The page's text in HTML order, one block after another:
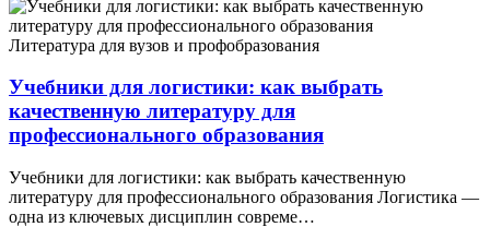
Литература для вузов и профобразования
Учебники для логистики: как выбрать
качественную литературу для
профессионального образования
Учебники для логистики: как выбрать качественную
литературу для профессионального образования Логистика —
одна из ключевых дисциплин совреме…